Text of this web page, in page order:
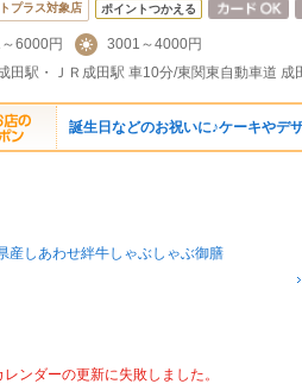
プラス対象店 ポイントつかえる
6000円
3001～4000円
誕生日などのお祝いに♪ケーキやデ
産しあわせ絆牛しゃぶしゃぶ御膳
レンダーの更新に失敗しました。